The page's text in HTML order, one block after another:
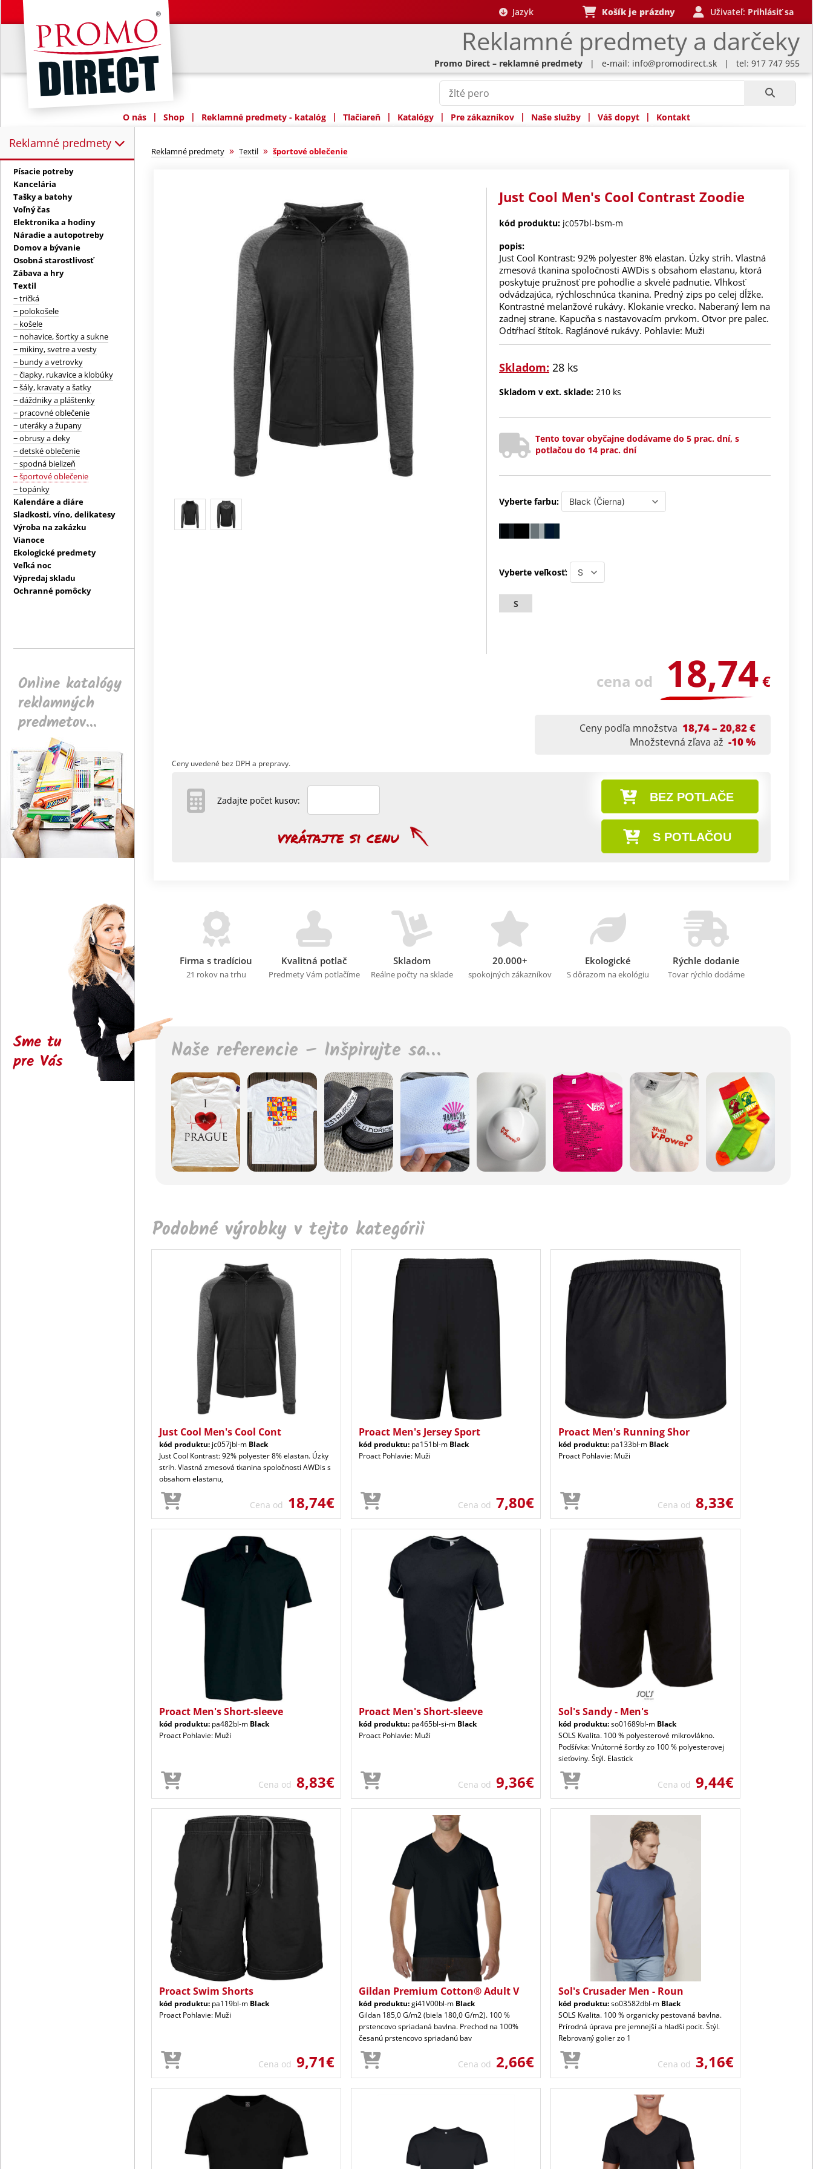
Reklamné predmety a darčeky
Jazyk Košík je prázdny Uživateľ: Prihlásiť sa
Promo Direct – reklamné predmety | e-mail: info@promodirect.sk | tel: 917 747 955
O nás | Shop | Reklamné predmety - katalóg | Tlačiareň | Katalógy | Pre zákazníkov | Naše služby | Váš dopyt | Kontakt
Reklamné predmety
Reklamné predmety:
Písacie potreby
Kancelária
Tašky a batohy
Voľný čas
Elektronika a hodiny
Náradie a autopotreby
Domov a bývanie
Osobná starostlivosť
Zábava a hry
Textil
− tričká
− polokošele
− košele
− nohavice, šortky a sukne
− mikiny, svetre a vesty
− bundy a vetrovky
− čiapky, rukavice a klobúky
− šály, kravaty a šatky
− dáždniky a pláštenky
− pracovné oblečenie
− uteráky a župany
− obrusy a deky
− detské oblečenie
− spodná bielizeň
− športové oblečenie
− topánky
Kalendáre a diáre
Sladkosti, víno, delikatesy
Výroba na zakázku
Vianoce
Ekologické predmety
Veľká noc
Výpredaj skladu
Ochranné pomôcky
Online katalógy
reklamných
predmetov...
Sme tu
pre Vás
Reklamné predmety » Textil » športové oblečenie
Just Cool Men's Cool Contrast Zoodie
kód produktu: jc057bl-bsm-m
popis:
Just Cool Kontrast: 92% polyester 8% elastan. Úzky strih. Vlastná
zmesová tkanina spoločnosti AWDis s obsahom elastanu, ktorá
poskytuje pružnosť pre pohodlie a skvelé padnutie. Vlhkosť
odvádzajúca, rýchloschnúca tkanina. Predný zips po celej dĺžke.
Kontrastné melanžové rukávy. Klokanie vrecko. Naberaný lem na
zadnej strane. Kapucňa s nastavovacím prvkom. Otvor pre palec.
Odtŕhací štítok. Raglánové rukávy. Pohlavie: Muži
Skladom: 28 ks
Skladom v ext. sklade: 210 ks
Tento tovar obyčajne dodávame do 5 prac. dní, s
potlačou do 14 prac. dní
Vyberte farbu:
Vyberte veľkosť:
S
cena od 18,74€
Ceny podľa množstva 18,74 – 20,82 €
Množstevná zľava až -10 %
Ceny uvedené bez DPH a prepravy.
BEZ POTLAČE
S POTLAČOU
Zadajte počet kusov:
Firma s tradíciou
21 rokov na trhu
Kvalitná potlač
Predmety Vám potlačíme
Skladom
Reálne počty na sklade
20.000+
spokojných zákazníkov
Ekologické
S dôrazom na ekológiu
Rýchle dodanie
Tovar rýchlo dodáme
Naše referencie – Inšpirujte sa…
Podobné výrobky v tejto kategórii
Just Cool Men's Cool Cont
kód produktu: jc057jbl-m Black
Just Cool Kontrast: 92% polyester 8% elastan. Úzky
strih. Vlastná zmesová tkanina spoločnosti AWDis s
obsahom elastanu,
Cena od 18,74€
Proact Men's Jersey Sport
kód produktu: pa151bl-m Black
Proact Pohlavie: Muži
Cena od 7,80€
Proact Men's Running Shor
kód produktu: pa133bl-m Black
Proact Pohlavie: Muži
Cena od 8,33€
Proact Men's Short-sleeve
kód produktu: pa482bl-m Black
Proact Pohlavie: Muži
Cena od 8,83€
Proact Men's Short-sleeve
kód produktu: pa465bl-si-m Black
Proact Pohlavie: Muži
Cena od 9,36€
Sol's Sandy - Men's
kód produktu:so01689bl-m Black
SOLS Kvalita. 100 % polyesterové mikrovlákno.
Podšívka: Vnútorné šortky zo 100 % polyesterovej
sieťoviny. Štýl. Elastick
Cena od 9,44€
Proact Swim Shorts
kód produktu: pa119bl-m Black
Proact Pohlavie: Muži
Cena od 9,71€
Gildan Premium Cotton® Adult V
kód produktu:gi41V00bl-m Black
Gildan 185,0 G/m2 (biela 180,0 G/m2). 100 %
prstencovo spriadaná bavlna. Prechod na 100%
česanú prstencovo spriadanú bav
Cena od 2,66€
Sol's Crusader Men - Roun
kód produktu:so03582dbl-m Black
SOLS Kvalita. 100 % organicky pestovaná bavlna.
Prírodná úprava pre jemnejší a hladší pocit. Štýl.
Rebrovaný golier zo 1
Cena od 3,16€